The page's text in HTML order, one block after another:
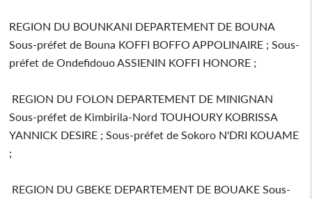
REGION DU BOUNKANI DEPARTEMENT DE BOUNA
Sous-préfet de Bouna KOFFI BOFFO APPOLINAIRE ; Sous-
préfet de Ondefidouo ASSIENIN KOFFI HONORE ;
REGION DU FOLON DEPARTEMENT DE MINIGNAN
Sous-préfet de Kimbirila-Nord TOUHOURY KOBRISSA
YANNICK DESIRE ; Sous-préfet de Sokoro N'DRI KOUAME
;
REGION DU GBEKE DEPARTEMENT DE BOUAKE Sous-